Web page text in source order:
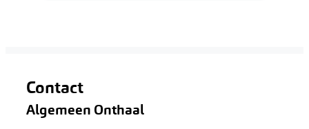
Contact
Algemeen Onthaal